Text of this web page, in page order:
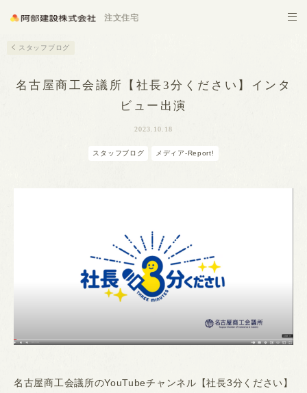
注文住宅
スタッフブログ
名古屋商工会議所【社長3分ください】インタ
ビュー出演
2023.10.18
スタッフブログ メディア-Report!
名古屋商工会議所のYouTubeチャンネル【社長3分ください】